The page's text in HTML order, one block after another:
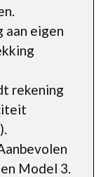
aan eigen
rekening
Model 3.